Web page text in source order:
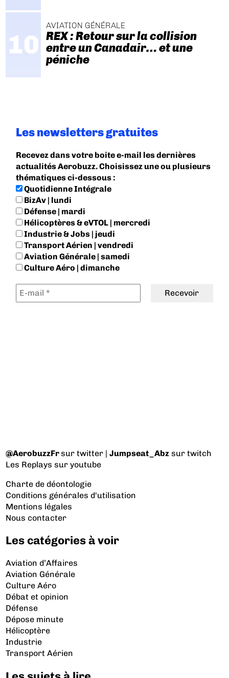
AVIATION GÉNÉRALE
REX : Retour sur la collision
entre un Canadair… et une
péniche
Les newsletters gratuites
Recevez dans votre boite e-mail les dernières
actualités Aerobuzz. Choisissez une ou plusieurs
thématiques ci-dessous :
Quotidienne Intégrale
BizAv | lundi
Défense | mardi
Hélicoptères & eVTOL | mercredi
Industrie & Jobs | jeudi
Transport Aérien | vendredi
Aviation Générale | samedi
Culture Aéro | dimanche
@AerobuzzFrsur twitter |Jumpseat_Abz sur twitch
Les Replays sur youtube
Charte de déontologie
Conditions générales d'utilisation
Mentions légales
Nous contacter
Les catégories à voir
Aviation d’Affaires
Aviation Générale
Culture Aéro
Débat et opinion
Défense
Dépose minute
Hélicoptère
Industrie
Transport Aérien